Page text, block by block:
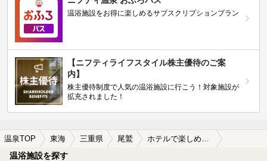
温浴施設をお得に楽しめるサブスクリプションプラン
【ニフティライフスタイル株主優待のご案
内】
株主優待制度で人気の温浴施設に行こう！対象施設が
拡充されました！
温泉TOP 東海 三重県 尾鷲
温浴施設を探す